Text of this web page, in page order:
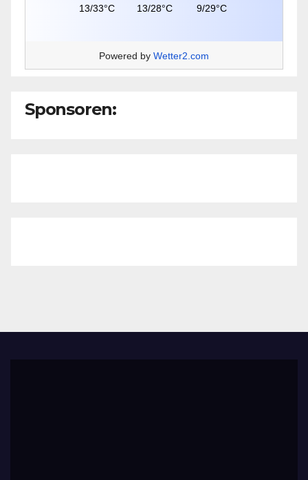
13/33°C 13/28°C 9/29°C
Powered by Wetter2.com
Sponsoren: